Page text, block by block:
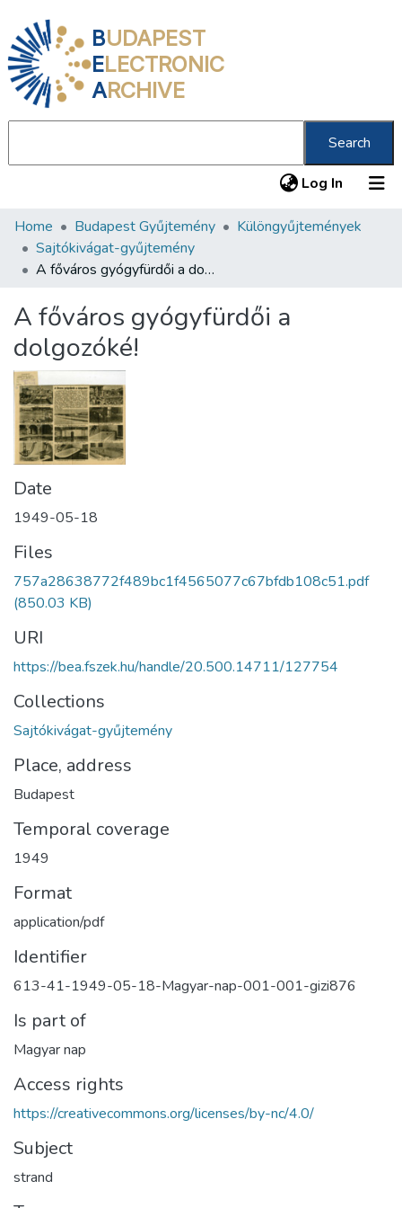
BUDAPEST
ELECTRONIC
ARCHIVE
Search
Log In (current)
Communities & Collections
All of DSpace
About us
Home Budapest Gyűjtemény
Különgyűjtemények
Sajtókivágat-gyűjtemény
A főváros gyógyfürdői a dolgozóké!
A főváros gyógyfürdői a
dolgozóké!
Date
1949-05-18
Files
757a28638772f489bc1f4565077c67bfdb108c51.pdf
(850.03 KB)
URI
https://bea.fszek.hu/handle/20.500.14711/127754
Collections
Sajtókivágat-gyűjtemény
Place, address
Budapest
Temporal coverage
1949
Format
application/pdf
Identifier
613-41-1949-05-18-Magyar-nap-001-001-gizi876
Is part of
Magyar nap
Access rights
https://creativecommons.org/licenses/by-nc/4.0/
Subject
strand